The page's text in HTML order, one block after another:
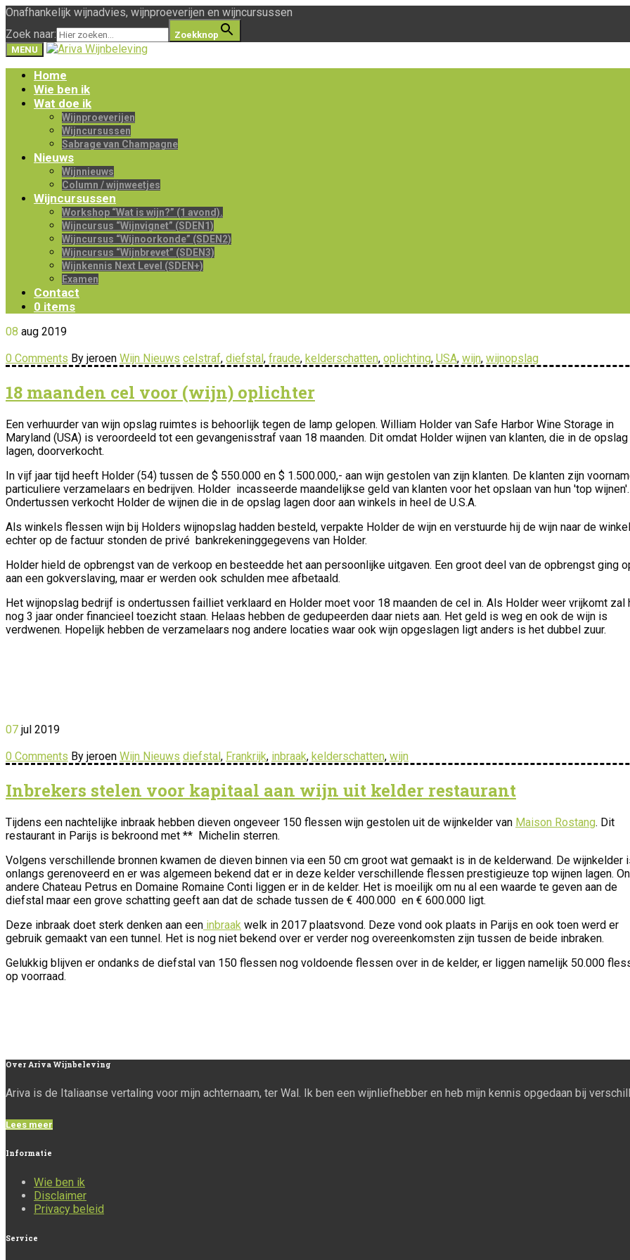
Onafhankelijk wijnadvies, wijnproeverijen en wijncursussen
Zoek naar:
Zoekknop
MENU
Home
Wie ben ik
Wat doe ik
Wijnproeverijen
Wijncursussen
Sabrage van Champagne
Nieuws
Wijnnieuws
Column / wijnweetjes
Wijncursussen
Workshop “Wat is wijn?” (1 avond).
Wijncursus “Wijnvignet” (SDEN1)
Wijncursus “Wijnoorkonde” (SDEN2)
Wijncursus “Wijnbrevet” (SDEN3)
Wijnkennis Next Level (SDEN+)
Examen
Contact
0 items
08 aug 2019
0 Comments By jeroen Wijn Nieuws celstraf, diefstal, fraude, kelderschatten, oplichting, USA, wijn, wijnopslag
18 maanden cel voor (wijn) oplichter
Een verhuurder van wijn opslag ruimtes is behoorlijk tegen de lamp gelopen. William Holder van Safe Harbor Wine Storage in
Maryland (USA) is veroordeeld tot een gevangenisstraf vaan 18 maanden. Dit omdat Holder wijnen van klanten, die in de opslag
lagen, doorverkocht.
In vijf jaar tijd heeft Holder (54) tussen de $ 550.000 en $ 1.500.000,- aan wijn gestolen van zijn klanten. De klanten zijn
particuliere verzamelaars en bedrijven. Holder incasseerde maandelijkse geld van klanten voor het opslaan van hun 'top wijnen'.
Ondertussen verkocht Holder de wijnen die in de opslag lagen door aan winkels in heel de U.S.A.
Als winkels flessen wijn bij Holders wijnopslag hadden besteld, verpakte Holder de wijn en verstuurde hij de wijn naar de
echter op de factuur stonden de privé bankrekeninggegevens van Holder.
Holder hield de opbrengst van de verkoop en besteedde het aan persoonlijke uitgaven. Een groot deel van de opbrengst ging
aan een gokverslaving, maar er werden ook schulden mee afbetaald.
Het wijnopslag bedrijf is ondertussen failliet verklaard en Holder moet voor 18 maanden de cel in. Als Holder weer vrijkomt zal
nog 3 jaar onder financieel toezicht staan. Helaas hebben de gedupeerden daar niets aan. Het geld is weg en ook de wijn is
verdwenen. Hopelijk hebben de verzamelaars nog andere locaties waar ook wijn opgeslagen ligt anders is het dubbel zuur.
07 jul 2019
0 Comments By jeroen Wijn Nieuws diefstal, Frankrijk, inbraak, kelderschatten, wijn
Inbrekers stelen voor kapitaal aan wijn uit kelder restaurant
Tijdens een nachtelijke inbraak hebben dieven ongeveer 150 flessen wijn gestolen uit de wijnkelder van Maison Rostang. Dit
restaurant in Parijs is bekroond met ** Michelin sterren.
Volgens verschillende bronnen kwamen de dieven binnen via een 50 cm groot wat gemaakt is in de kelderwand. De wijnkelder
onlangs gerenoveerd en er was algemeen bekend dat er in deze kelder verschillende flessen prestigieuze top wijnen lagen.
andere Chateau Petrus en Domaine Romaine Conti liggen er in de kelder. Het is moeilijk om nu al een waarde te geven aan de
diefstal maar een grove schatting geeft aan dat de schade tussen de € 400.000 en € 600.000 ligt.
Deze inbraak doet sterk denken aan een inbraak welk in 2017 plaatsvond. Deze vond ook plaats in Parijs en ook toen werd er
gebruik gemaakt van een tunnel. Het is nog niet bekend over er verder nog overeenkomsten zijn tussen de beide inbraken.
Gelukkig blijven er ondanks de diefstal van 150 flessen nog voldoende flessen over in de kelder, er liggen namelijk 50.000
op voorraad.
Over Ariva Wijnbeleving
Ariva is de Italiaanse vertaling voor mijn achternaam, ter Wal. Ik ben een wijnliefhebber en heb mijn kennis opgedaan bij
Lees meer
Informatie
Wie ben ik
Disclaimer
Privacy beleid
Service